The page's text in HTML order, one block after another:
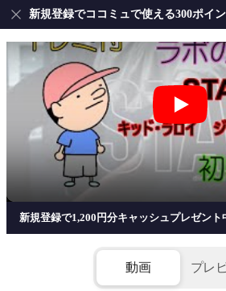
新規登録でココミュで使える300ポイ
「STAY
新規登録で1,200円分キャッシュプレゼント
動画 プレ